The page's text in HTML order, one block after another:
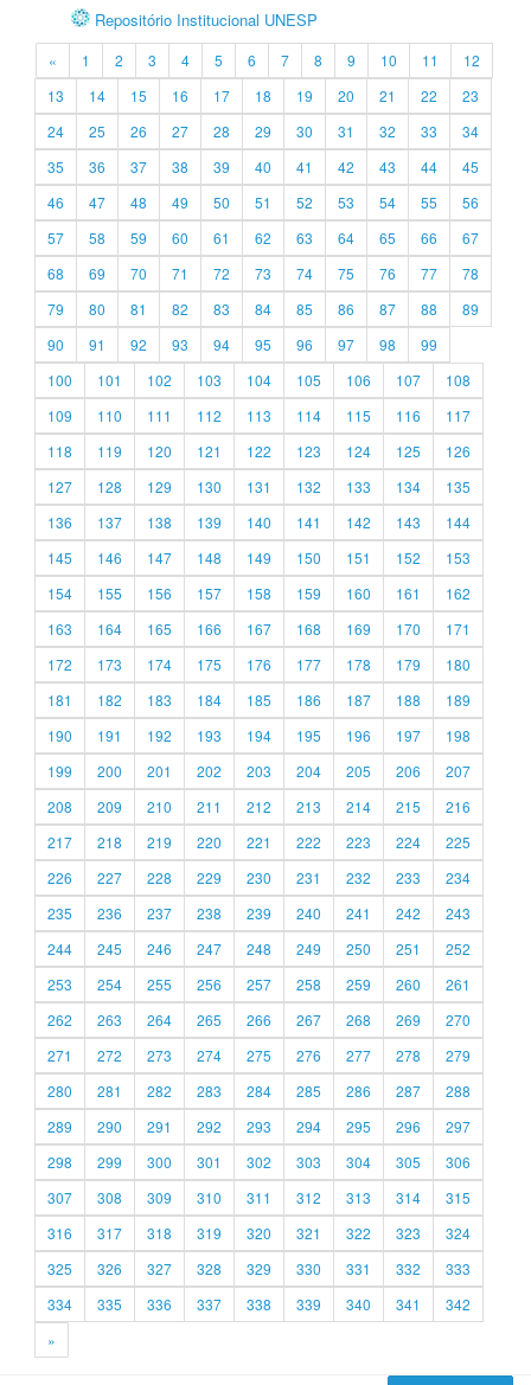
Repositório Institucional UNESP
« 1 2 3 4 5 6 7 8 9 10 11
12
13
14 15 16 17 18 19 20 21 22
23
24
25 26 27 28 29 30 31 32 33
34
35
36 37 38 39 40 41 42 43 44
45
46
47 48 49 50 51 52 53 54 55
56
57
58 59 60 61 62 63 64 65 66
67
68
69 70 71 72 73 74 75 76 77
78
79
80 81 82 83 84 85 86 87 88
89
90
91 92 93 94 95 96 97 98
99
100
101 102 103 104 105 106 107
108
109
110 111 112 113 114 115 116
117
118
119 120 121 122 123 124 125
126
127
128 129 130 131 132 133 134
135
136
137 138 139 140 141 142 143
144
145
146 147 148 149 150 151 152
153
154
155 156 157 158 159 160 161
162
163
164 165 166 167 168 169 170
171
172
173 174 175 176 177 178 179
180
181
182 183 184 185 186 187 188
189
190
191 192 193 194 195 196 197
198
199
200 201 202 203 204 205 206
207
208
209 210 211 212 213 214 215
216
217
218 219 220 221 222 223 224
225
226
227 228 229 230 231 232 233
234
235
236 237 238 239 240 241 242
243
244
245 246 247 248 249 250 251
252
253
254 255 256 257 258 259 260
261
262
263 264 265 266 267 268 269
270
271
272 273 274 275 276 277 278
279
280
281 282 283 284 285 286 287
288
289
290 291 292 293 294 295 296
297
298
299 300 301 302 303 304 305
306
307
308 309 310 311 312 313 314
315
316
317 318 319 320 321 322 323
324
325
326 327 328 329 330 331 332
333
334
335 336 337 338 339 340 341
342
»